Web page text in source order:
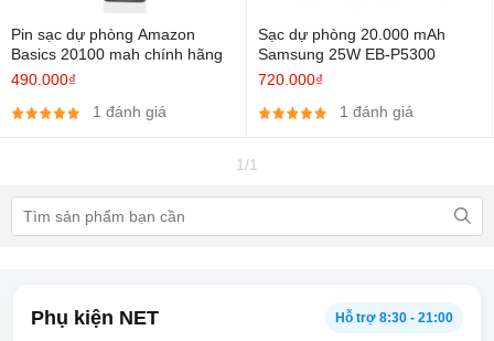
Pin sạc dự phòng Amazon
Basics 20100 mah chính hãng
490.000₫
1 đánh giá
Sạc dự phòng 20.000 mAh
Samsung 25W EB-P5300
720.000₫
1 đánh giá
1/1
Phụ kiện NET Hỗ trợ 8:30 - 21:00